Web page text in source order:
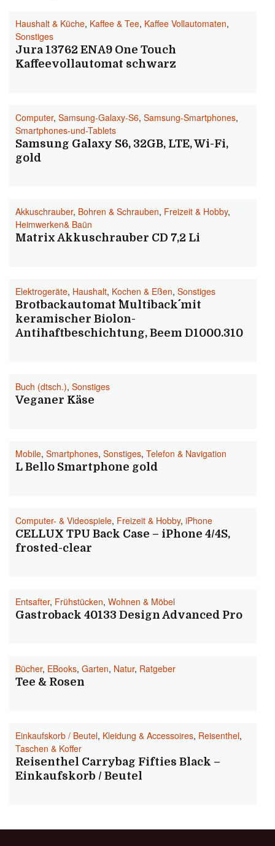
Haushalt & Küche, Kaffee & Tee, Kaffee Vollautomaten,
Sonstiges
Jura 13762 ENA9 One Touch
Kaffeevollautomat schwarz
Computer, Samsung-Galaxy-S6, Samsung-Smartphones,
Smartphones-und-Tablets
Samsung Galaxy S6, 32GB, LTE, Wi-Fi,
gold
Akkuschrauber, Bohren & Schrauben, Freizeit & Hobby,
Heimwerken& Baün
Matrix Akkuschrauber CD 7,2 Li
Elektrogeräte, Haushalt, Kochen & Eßen, Sonstiges
Brotbackautomat ´´Multiback´´ mit
keramischer Biolon-
Antihaftbeschichtung, Beem D1000.310
Buch (dtsch.), Sonstiges
Veganer Käse
Mobile, Smartphones, Sonstiges, Telefon & Navigation
L Bello Smartphone gold
Computer- & Videospiele, Freizeit & Hobby, iPhone
CELLUX TPU Back Case – iPhone 4/4S,
frosted-clear
Entsafter, Frühstücken, Wohnen & Möbel
Gastroback 40133 Design Advanced Pro
Bücher, EBooks, Garten, Natur, Ratgeber
Tee & Rosen
Einkaufskorb / Beutel, Kleidung & Accessoires, Reisenthel,
Taschen & Koffer
Reisenthel Carrybag Fifties Black –
Einkaufskorb / Beutel